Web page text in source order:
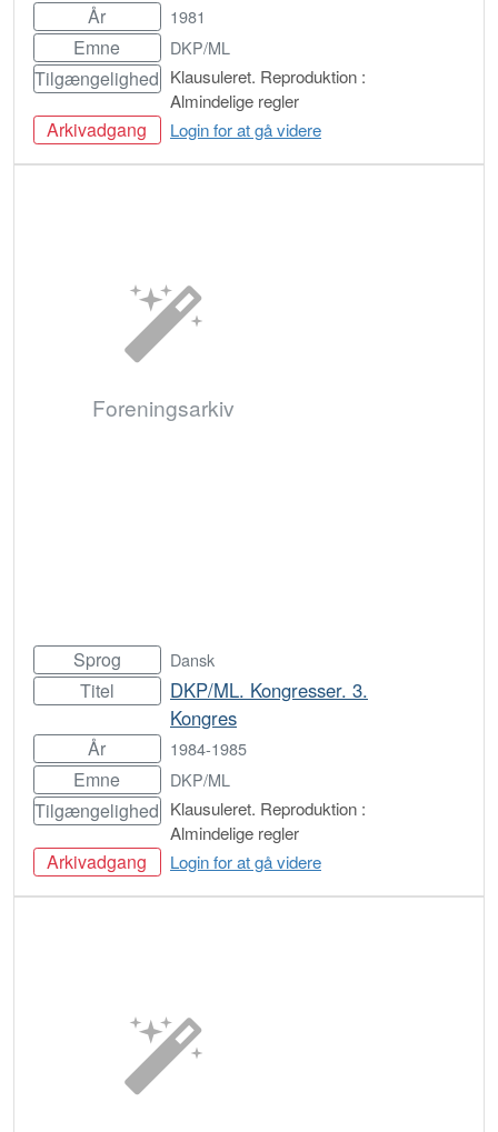
År 1981
Emne DKP/ML
Tilgængelighed Klausuleret. Reproduktion :
Almindelige regler
Arkivadgang Login for at gå videre
Bestil
Foreningsarkiv
Sprog Dansk
Titel
DKP/ML. Kongresser. 3.
Kongres
År 1984-1985
Emne DKP/ML
Tilgængelighed Klausuleret. Reproduktion :
Almindelige regler
Arkivadgang Login for at gå videre
Bestil